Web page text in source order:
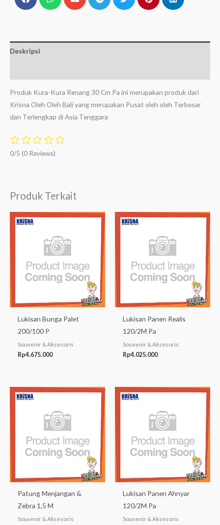
Deskripsi
Produk Kura-Kura Renang 30 Cm Pa ini merupakan produk dari
Krisna Oleh Oleh Bali yang merupakan Pusat oleh oleh Terbesar
dan Terlengkap di Asia Tenggara
0/5 (0 Reviews)
Produk Terkait
Lukisan Bunga Palet
200/100 P
Souvenir & Aksesoris
Rp4.675.000
Lukisan Panen Realis
120/2M Pa
Souvenir & Aksesoris
Rp4.025.000
Patung Menjangan &
Zebra 1,5 M
Souvenir & Aksesoris
Lukisan Panen Ahnyar
120/2M Pa
Souvenir & Aksesoris